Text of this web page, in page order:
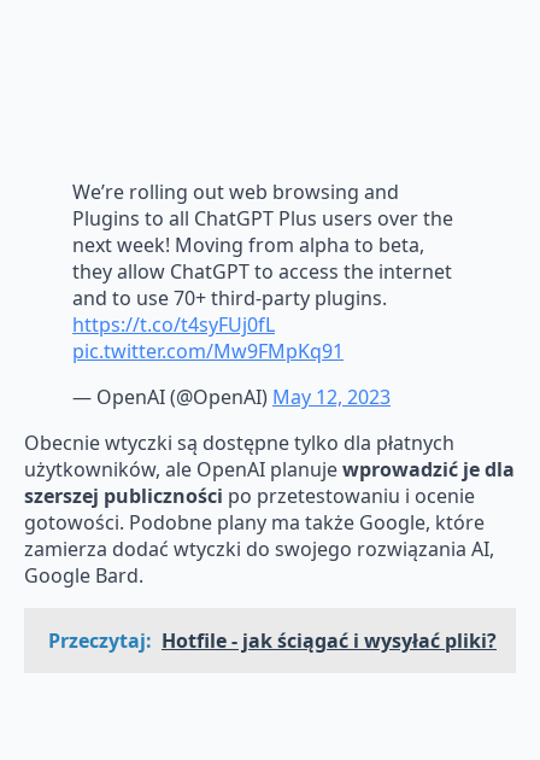
We’re rolling out web browsing and
Plugins to all ChatGPT Plus users over the
next week! Moving from alpha to beta,
they allow ChatGPT to access the internet
and to use 70+ third-party plugins.
https://t.co/t4syFUj0fL
pic.twitter.com/Mw9FMpKq91
— OpenAI (@OpenAI) May 12, 2023
Obecnie wtyczki są dostępne tylko dla płatnych
użytkowników, ale OpenAI planujewprowadzić je dla
szerszej publiczności po przetestowaniu i ocenie
gotowości. Podobne plany ma także Google, które
zamierza dodać wtyczki do swojego rozwiązania AI,
Google Bard.
Przeczytaj: Hotfile - jak ściągać i wysyłać pliki?